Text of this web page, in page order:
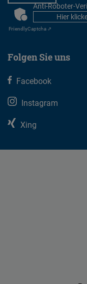
CAPTCHAAnti-Roboter-
Hier
FriendlyCaptcha ⇗
Folgen Sie uns
Facebook
Instagram
Xing